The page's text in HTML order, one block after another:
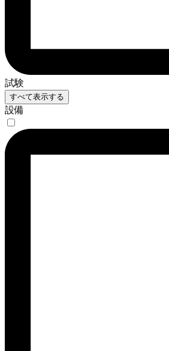
試験
すべて表示する
設備